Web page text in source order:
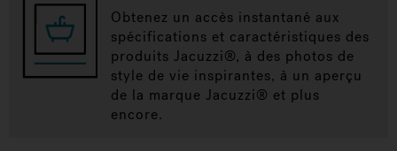
Obtenez un accès instantané aux
spécifications et caractéristiques des
produits Jacuzzi®, à des photos de
style de vie inspirantes, à un aperçu
de la marque Jacuzzi® et plus
encore.